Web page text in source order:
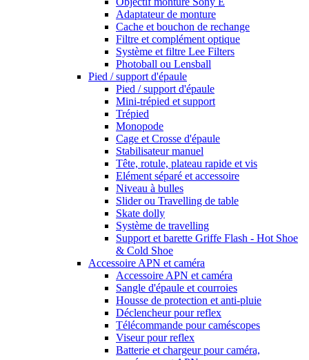
Adaptateur de monture
Cache et bouchon de rechange
Filtre et complément optique
Système et filtre Lee Filters
Photoball ou Lensball
Pied / support d'épaule
Pied / support d'épaule
Mini-trépied et support
Trépied
Monopode
Cage et Crosse d'épaule
Stabilisateur manuel
Tête, rotule, plateau rapide et vis
Elément séparé et accessoire
Niveau à bulles
Slider ou Travelling de table
Skate dolly
Système de travelling
Support et barette Griffe Flash - Hot Shoe
& Cold Shoe
Accessoire APN et caméra
Accessoire APN et caméra
Sangle d'épaule et courroies
Housse de protection et anti-pluie
Déclencheur pour reflex
Télécommande pour caméscopes
Viseur pour reflex
Batterie et chargeur pour caméra,